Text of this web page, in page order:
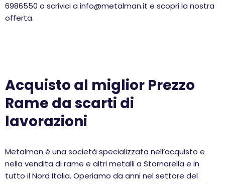
6986550 o scrivici a info@metalman.it e scopri la nostra
offerta.
Acquisto al miglior Prezzo
Rame da scarti di
lavorazioni
Metalman è una società specializzata nell’acquisto e
nella vendita di rame e altri metalli a Stornarella e in
tutto il Nord Italia. Operiamo da anni nel settore del